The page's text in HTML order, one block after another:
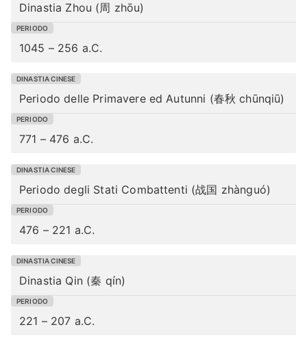
Dinastia Zhou (周 zhōu)
1045 – 256 a.C.
Periodo delle Primavere ed Autunni (春秋 chūnqiū)
771 – 476 a.C.
Periodo degli Stati Combattenti (战国 zhànguó)
476 – 221 a.C.
Dinastia Qin (秦 qín)
221 – 207 a.C.